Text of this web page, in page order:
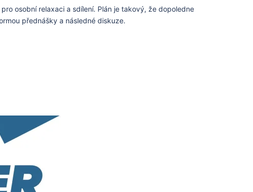
osobní relaxaci a sdílení. Plán je takový, že dopoledne
přednášky a následné diskuze.